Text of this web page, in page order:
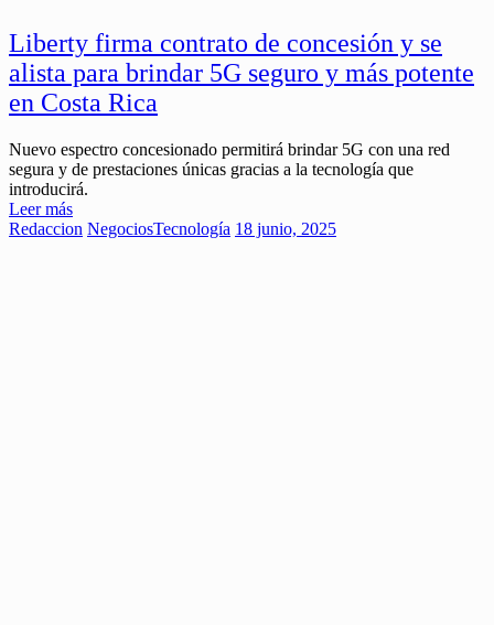
Liberty firma contrato de concesión y se
alista para brindar 5G seguro y más potente
en Costa Rica
Nuevo espectro concesionado permitirá brindar 5G con una red
segura y de prestaciones únicas gracias a la tecnología que
introducirá.
Leer más
Redaccion NegociosTecnología 18 junio, 2025